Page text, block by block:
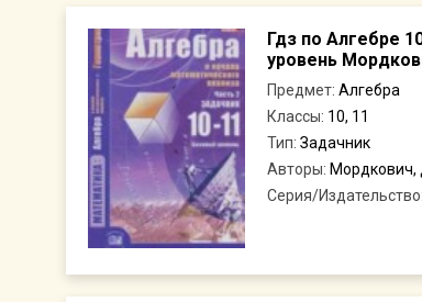
Гдз по Алгебре
уровень
Предмет: Алгебра
Классы: 10, 11
Тип: Задачник
Авторы:
Серия/Издательство: